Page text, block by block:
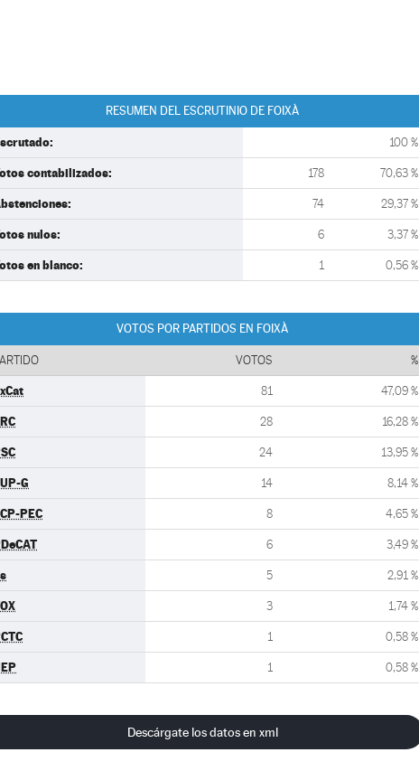
RESUMEN DEL ESCRUTINIO DE FOIXÀ
100 %
contabilizados: 178 70,63 %
74 29,37 %
nulos: 6 3,37 %
en blanco: 1 0,56 %
VOTOS POR PARTIDOS EN FOIXÀ
VOTOS %
81 47,09 %
28 16,28 %
24 13,95 %
G 14 8,14 %
PEC 8 4,65 %
6 3,49 %
5 2,91 %
3 1,74 %
1 0,58 %
1 0,58 %
Descárgate los datos en xml